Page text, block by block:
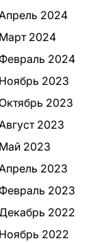
2024
Март 2024
Февраль 2024
Ноябрь 2023
Октябрь 2023
2023
Май 2023
2023
Февраль 2023
2022
Ноябрь 2022